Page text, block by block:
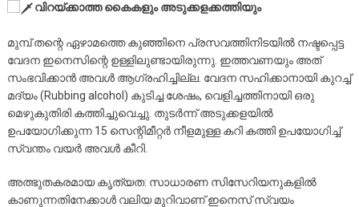
വിറയ്ക്കാത്ത കൈകളും അടുക്കളക്കത്തിയും
​മുമ്പ് തന്റെ ഏഴാമത്തെ കുഞ്ഞിനെ പ്രസവത്തിനിടയിൽ നഷ്ടപ്പെട്ട
വേദന ഇനെസിന്റെ ഉള്ളിലുണ്ടായിരുന്നു. ഇത്തവണയും അത്
സംഭവിക്കാൻ അവൾ ആഗ്രഹിച്ചില്ല. വേദന സഹിക്കാനായി കുറച്ച്
മദ്യം (Rubbing alcohol) കുടിച്ച ശേഷം, വെളിച്ചത്തിനായി ഒരു
മെഴുകുതിരി കത്തിച്ചുവെച്ചു. തുടർന്ന് അടുക്കളയിൽ
ഉപയോഗിക്കുന്ന 15 സെന്റിമീറ്റർ നീളമുള്ള കറി കത്തി ഉപയോഗിച്ച്
സ്വന്തം വയർ അവൾ കീറി.
​അത്ഭുതകരമായ കൃത്യത: സാധാരണ സിസേറിയനുകളിൽ
കാണുന്നതിനേക്കാൾ വലിയ മുറിവാണ് ഇനെസ് സ്വയം